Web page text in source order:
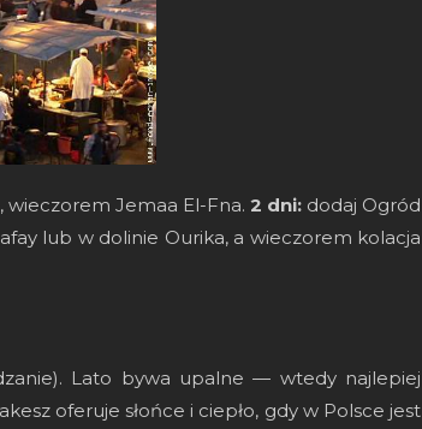
wieczorem Jemaa El-Fna. 2 dni: dodaj Ogród
lub w dolinie Ourika, a wieczorem kolacja
Lato bywa upalne — wtedy najlepiej
oferuje słońce i ciepło, gdy w Polsce jest